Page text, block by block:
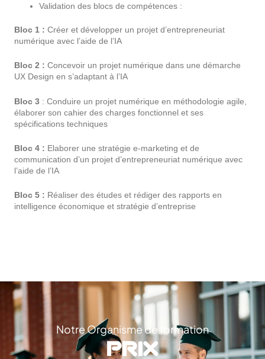
Validation des blocs de compétences :
Bloc 1 : Créer et développer un projet d’entrepreneuriat
numérique avec l’aide de l’IA
Bloc 2 : Concevoir un projet numérique dans une démarche
UX Design en s’adaptant à l’IA
Bloc 3 : Conduire un projet numérique en méthodologie agile,
élaborer son cahier des charges fonctionnel et ses
spécifications techniques
Bloc 4 : Elaborer une stratégie e-marketing et de
communication d’un projet d’entrepreneuriat numérique avec
l’aide de l’IA
Bloc 5 : Réaliser des études et rédiger des rapports en
intelligence économique et stratégie d’entreprise
Notre Organisme de formation
PRIX